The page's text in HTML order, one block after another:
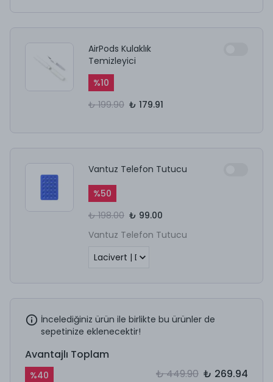
AirPods Kulaklık
Temizleyici
%10
₺ 199.90 ₺ 179.91
Vantuz Telefon Tutucu
%50
₺ 198.00 ₺ 99.00
Vantuz Telefon Tutucu
İncelediğiniz ürün ile birlikte bu ürünler de
sepetinize eklenecektir!
Avantajlı Toplam
%40 ₺ 449.90 ₺ 269.94